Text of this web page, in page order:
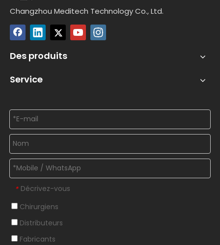
Changzhou Meditech Technology Co., Ltd.
Des produits
Service
* Décrivez-vous
Chirurgiens
Distributeurs
Fabricants